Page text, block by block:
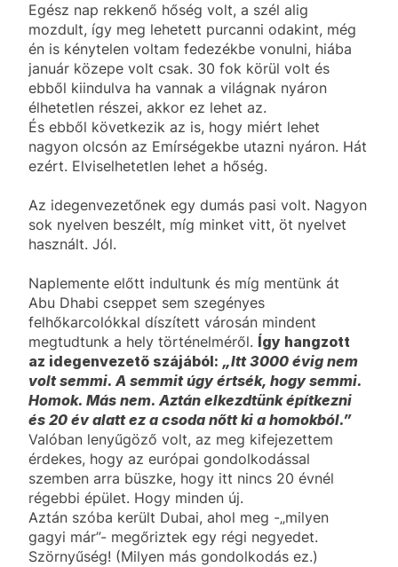
Egész nap rekkenő hőség volt, a szél alig
mozdult, így meg lehetett purcanni odakint, még
én is kénytelen voltam fedezékbe vonulni, hiába
január közepe volt csak. 30 fok körül volt és
ebből kiindulva ha vannak a világnak nyáron
élhetetlen részei, akkor ez lehet az.
És ebből következik az is, hogy miért lehet
nagyon olcsón az Emírségekbe utazni nyáron. Hát
ezért. Elviselhetetlen lehet a hőség.
Az idegenvezetőnek egy dumás pasi volt. Nagyon
sok nyelven beszélt, míg minket vitt, öt nyelvet
használt. Jól.
Naplemente előtt indultunk és míg mentünk át
Abu Dhabi cseppet sem szegényes
felhőkarcolókkal díszített városán mindent
megtudtunk a hely történelméről. Így hangzott
az idegenvezető szájából: „Itt 3000 évig nem
volt semmi. A semmit úgy értsék, hogy semmi.
Homok. Más nem. Aztán elkezdtünk építkezni
és 20 év alatt ez a csoda nőtt ki a homokból.”
Valóban lenyűgöző volt, az meg kifejezettem
érdekes, hogy az európai gondolkodással
szemben arra büszke, hogy itt nincs 20 évnél
régebbi épület. Hogy minden új.
Aztán szóba került Dubai, ahol meg -„milyen
gagyi már”- megőriztek egy régi negyedet.
Szörnyűség! (Milyen más gondolkodás ez.)